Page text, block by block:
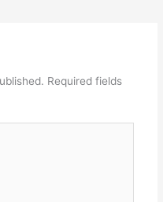
Required fields